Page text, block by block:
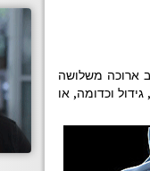
ארוכה משלושה
וכדומה, או